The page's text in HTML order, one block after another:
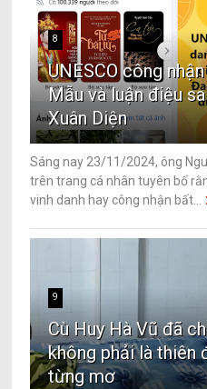
8
UNESCO công
Mẫu và luận điệu
Xuân Diện
Sáng nay 23/11/2024, ông
trên trang cá nhân tuyên bố
vinh danh hay công nhận bất...
9
Cù Huy Hà Vũ đã
không phải là thiên
từng mơ